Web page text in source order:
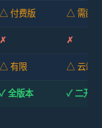
△ 付费版 △ 需配置
✗ ✗
△ 有限 △ 云端
✓ 全版本 ✓ 二开可